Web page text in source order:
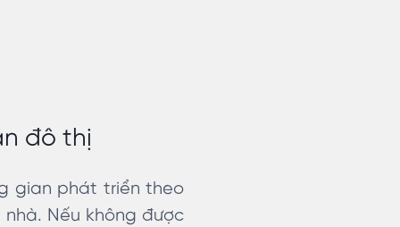
đô thị
gian phát triển theo
Nếu không được